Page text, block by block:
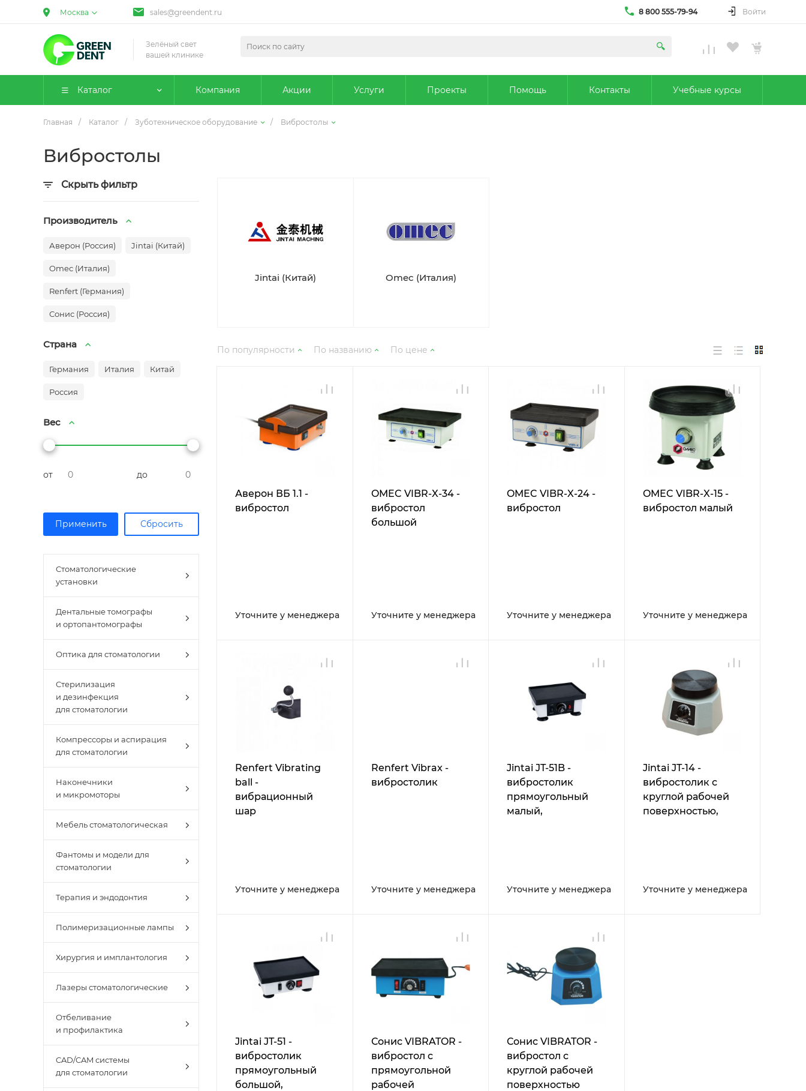
Москва sales@greendent.ru 8 800 555-79-94 Войти
Зелёный свет
вашей клинике
Каталог Компания Акции Услуги Проекты Помощь Контакты Учебные курсы
Главная / Каталог / Зуботехническое оборудование / Вибростолы
Вибростолы
Скрыть фильтр
Производитель
Аверон (Россия) Jintai (Китай)
Omec (Италия)
Renfert (Германия)
Сонис (Россия)
Страна
Германия Италия Китай
Россия
Вес
от до
Стоматологические
установки
Дентальные томографы
и ортопантомографы
Оптика для стоматологии
Стерилизация
и дезинфекция
для стоматологии
Компрессоры и аспирация
для стоматологии
Наконечники
и микромоторы
Мебель стоматологическая
Фантомы и модели для
стоматологии
Терапия и эндодонтия
Полимеризационные лампы
Хирургия и имплантология
Лазеры стоматологические
Отбеливание
и профилактика
CAD/CAM системы
для стоматологии
Jintai (Китай) Omec (Италия)
По популярности По названию По цене
Аверон ВБ 1.1 -
вибростол
Уточните у менеджера
OMEC VIBR-X-34 -
вибростол
большой
Уточните у менеджера
OMEC VIBR-X-24 -
вибростол
Уточните у менеджера
OMEC VIBR-X-15 -
вибростол малый
Уточните у менеджера
Renfert Vibrating
ball -
вибрационный
шар
Уточните у менеджера
Renfert Vibrax -
вибростолик
Уточните у менеджера
Jintai JT-51B -
вибростолик
прямоугольный
малый,
амплитуды
Уточните у менеджера
Jintai JT-14 -
вибростолик с
круглой рабочей
поверхностью,
Уточните у менеджера
Jintai JT-51 -
вибростолик
прямоугольный
большой,
Сонис VIBRATOR -
вибростол с
прямоугольной
рабочей
Сонис VIBRATOR -
вибростол с
круглой рабочей
поверхностью